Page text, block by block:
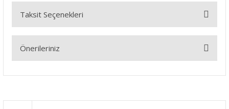
Bu ürüne ilk yorumu siz yapın!
Taksit Seçenekleri
Önerileriniz
Görüş ve önerileriniz için teşekkür ederiz.